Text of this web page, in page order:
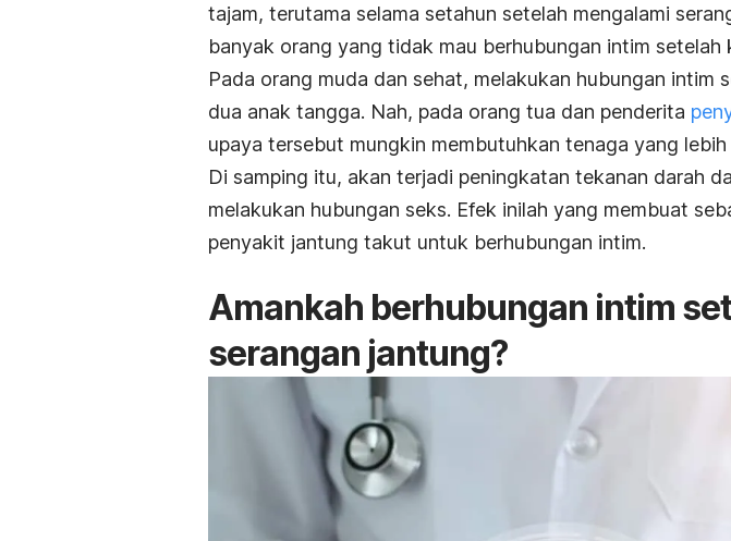
tajam, terutama selama setahun setelah mengalami
banyak orang yang tidak mau berhubungan intim setelah
Pada orang muda dan sehat, melakukan hubungan intim
dua anak tangga. Nah, pada orang tua dan penderita
upaya tersebut mungkin membutuhkan tenaga yang lebih
Di samping itu, akan terjadi peningkatan tekanan darah
melakukan hubungan seks. Efek inilah yang membuat
penyakit jantung takut untuk berhubungan intim.
Amankah berhubungan intim
serangan jantung?